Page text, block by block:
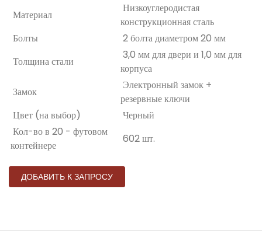
Материал
Низкоуглеродистая
конструкционная сталь
Болты
2 болта диаметром 20 мм
Толщина стали
3,0 мм для двери и 1,0 мм для
корпуса
Замок
Электронный замок +
резервные ключи
Цвет (на выбор)
Черный
Кол-во в 20 - футовом
контейнере
602 шт.
ДОБАВИТЬ К ЗАПРОСУ